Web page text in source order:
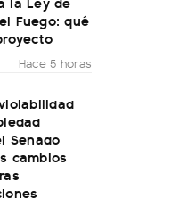
Fuego: qué
Hace 5 horas
Senado
cambios